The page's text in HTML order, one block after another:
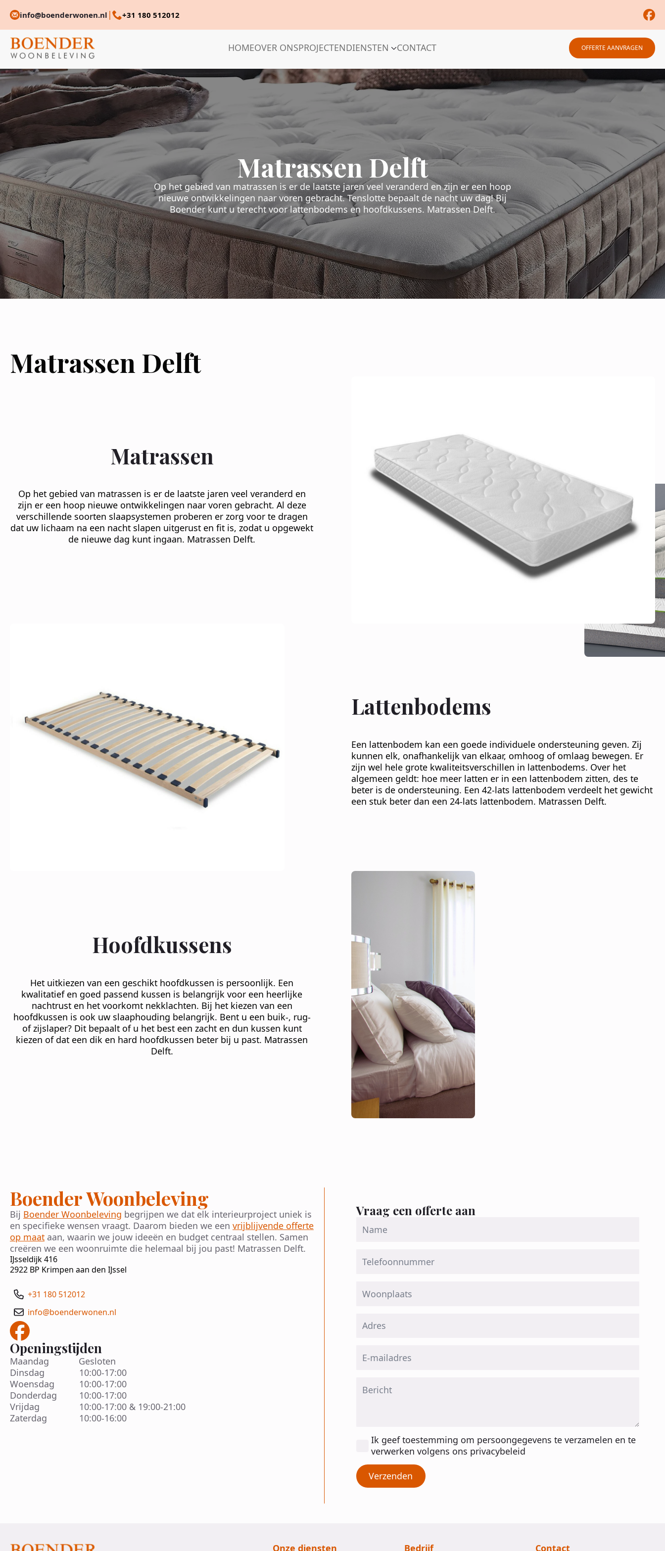
info@boenderwonen.nl | +31 180 512012
HOMEOVER ONSPROJECTENDIENSTEN CONTACT OFFERTE AANVRAGEN
Matrassen Delft
Op het gebied van matrassen is er de laatste jaren veel veranderd en zijn er een hoop
nieuwe ontwikkelingen naar voren gebracht. Tenslotte bepaalt de nacht uw dag! Bij
Boender kunt u terecht voor lattenbodems en hoofdkussens. Matrassen Delft.
Matrassen Delft
Matrassen
Op het gebied van matrassen is er de laatste jaren veel veranderd en
zijn er een hoop nieuwe ontwikkelingen naar voren gebracht. Al deze
verschillende soorten slaapsystemen proberen er zorg voor te dragen
dat uw lichaam na een nacht slapen uitgerust en fit is, zodat u opgewekt
de nieuwe dag kunt ingaan. Matrassen Delft.
Lattenbodems
Een lattenbodem kan een goede individuele ondersteuning geven. Zij
kunnen elk, onafhankelijk van elkaar, omhoog of omlaag bewegen. Er
zijn wel hele grote kwaliteitsverschillen in lattenbodems. Over het
algemeen geldt: hoe meer latten er in een lattenbodem zitten, des te
beter is de ondersteuning. Een 42-lats lattenbodem verdeelt het gewicht
een stuk beter dan een 24-lats lattenbodem. Matrassen Delft.
Hoofdkussens
Het uitkiezen van een geschikt hoofdkussen is persoonlijk. Een
kwalitatief en goed passend kussen is belangrijk voor een heerlijke
nachtrust en het voorkomt nekklachten. Bij het kiezen van een
hoofdkussen is ook uw slaaphouding belangrijk. Bent u een buik-, rug-
of zijslaper? Dit bepaalt of u het best een zacht en dun kussen kunt
kiezen of dat een dik en hard hoofdkussen beter bij u past. Matrassen
Delft.
Boender Woonbeleving
Bij Boender Woonbeleving begrijpen we dat elk interieurproject uniek is
en specifieke wensen vraagt. Daarom bieden we een vrijblijvende offerte
op maat aan, waarin we jouw ideeën en budget centraal stellen. Samen
creëren we een woonruimte die helemaal bij jou past! Matrassen Delft.
IJsseldijk 416
2922 BP Krimpen aan den IJssel
+31 180 512012
info@boenderwonen.nl
Openingstijden
Maandag Gesloten
Dinsdag 10:00-17:00
Woensdag 10:00-17:00
Donderdag 10:00-17:00
Vrijdag 10:00-17:00 & 19:00-21:00
Zaterdag 10:00-16:00
Vraag een offerte aan
Toestemming
Ik geef toestemming om persoongegevens te verzamelen en te
verwerken volgens ons privacybeleid
Verzenden
Onze diensten Bedrijf Contact